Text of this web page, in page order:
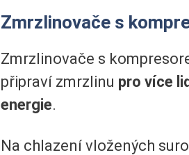
Zmrzlinovače s
Zmrzlinovače s
připraví zmrzlinu pro více
energie.
Na chlazení vložených